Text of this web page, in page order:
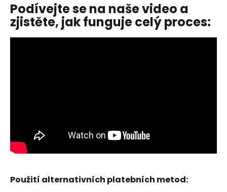
Podívejte se na naše video a
zjistěte, jak funguje celý proces:
Použití alternativních platebních metod: